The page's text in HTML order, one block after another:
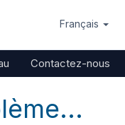
Français
Contactez-nous